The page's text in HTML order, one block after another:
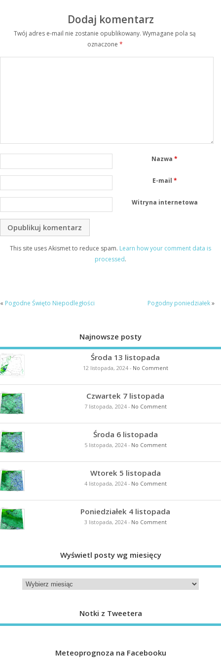
Dodaj komentarz
Twój adres e-mail nie zostanie opublikowany. Wymagane pola są
oznaczone *
Nazwa*
E-mail *
Witryna internetowa
This site uses Akismet to reduce spam. Learn how your comment data is
processed.
« Pogodne Święto Niepodległości Pogodny poniedziałek»
Najnowsze posty
Środa 13 listopada
12 listopada, 2024- No Comment
Czwartek 7 listopada
7 listopada, 2024- No Comment
Środa 6 listopada
5 listopada, 2024- No Comment
Wtorek 5 listopada
4 listopada, 2024- No Comment
Poniedziałek 4 listopada
3 listopada, 2024- No Comment
Wyświetl posty wg miesięcy
Notki z Tweetera
Meteoprognoza na Facebooku